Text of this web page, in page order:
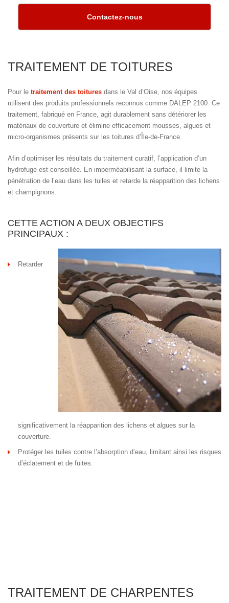
Contactez-nous
TRAITEMENT DE TOITURES
Pour le traitement des toitures dans le Val d’Oise, nos équipes
utilisent des produits professionnels reconnus comme DALEP 2100. Ce
traitement, fabriqué en France, agit durablement sans détériorer les
matériaux de couverture et élimine efficacement mousses, algues et
micro-organismes présents sur les toitures d’Île-de-France.
Afin d’optimiser les résultats du traitement curatif, l’application d’un
hydrofuge est conseillée. En imperméabilisant la surface, il limite la
pénétration de l’eau dans les tuiles et retarde la réapparition des lichens
et champignons.
CETTE ACTION A DEUX OBJECTIFS
PRINCIPAUX :
Retarder
significativement la réapparition des lichens et algues sur la
couverture.
Protéger les tuiles contre l’absorption d’eau, limitant ainsi les risques
d’éclatement et de fuites.
TRAITEMENT DE CHARPENTES